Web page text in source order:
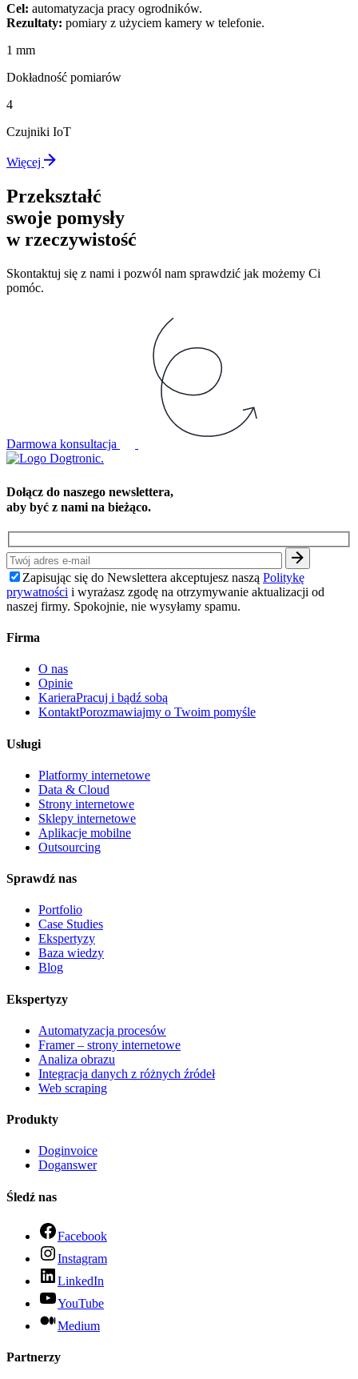
Cel: automatyzacja pracy ogrodników.
Rezultaty: pomiary z użyciem kamery w telefonie.
1 mm
Dokładność pomiarów
4
Czujniki IoT
Więcej
Przekształć
swoje pomysły
w rzeczywistość
Skontaktuj się z nami i pozwól nam sprawdzić jak możemy Ci
pomóc.
Darmowa konsultacja
Dołącz do naszego newslettera,
aby być z nami na bieżąco.
Zapisując się do Newslettera akceptujesz naszą Politykę
prywatności i wyrażasz zgodę na otrzymywanie aktualizacji od
naszej firmy. Spokojnie, nie wysyłamy spamu.
Firma
O nas
Opinie
KarieraPracuj i bądź sobą
KontaktPorozmawiajmy o Twoim pomyśle
Usługi
Platformy internetowe
Data & Cloud
Strony internetowe
Sklepy internetowe
Aplikacje mobilne
Outsourcing
Sprawdź nas
Portfolio
Case Studies
Ekspertyzy
Baza wiedzy
Blog
Ekspertyzy
Automatyzacja procesów
Framer – strony internetowe
Analiza obrazu
Integracja danych z różnych źródeł
Web scraping
Produkty
Doginvoice
Doganswer
Śledź nas
Facebook
Instagram
LinkedIn
YouTube
Medium
Partnerzy